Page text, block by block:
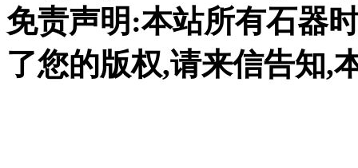
免责声明:本站所有石器
了您的版权,请来信告知,